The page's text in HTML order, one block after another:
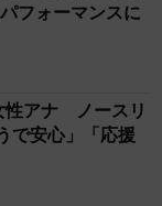
フォーマンスに
性アナ ノースリ
で安心」「応援